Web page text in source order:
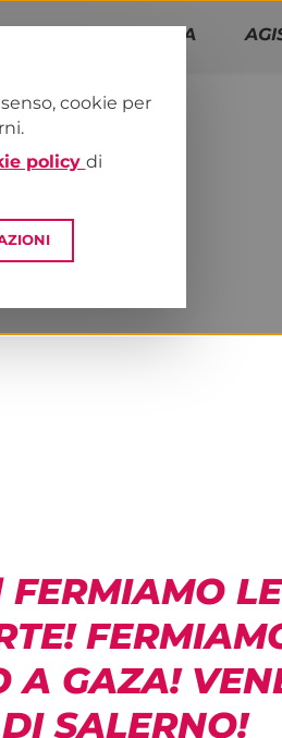
PROGRAMMA
A GAZA!
SALERNO!
cookie per
policy di